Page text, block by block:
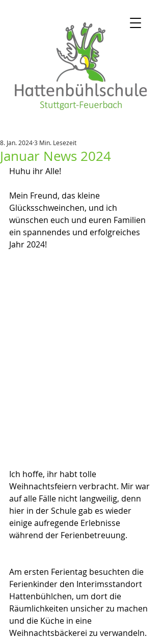
Januar News 2024
8. Jan. 20243 Min. Lesezeit
Huhu ihr Alle!
Mein Freund, das kleine
Glücksschweinchen, und ich
wünschen euch und euren Familien
ein spannendes und erfolgreiches
Jahr 2024!
Ich hoffe, ihr habt tolle
Weihnachtsfeiern verbracht. Mir war
auf alle Fälle nicht langweilig, denn
hier in der Schule gab es wieder
einige aufregende Erlebnisse
während der Ferienbetreuung.
Am ersten Ferientag besuchten die
Ferienkinder den Interimsstandort
Hattenbühlchen, um dort die
Räumlichkeiten unsicher zu machen
und die Küche in eine
Weihnachtsbäckerei zu verwandeln.